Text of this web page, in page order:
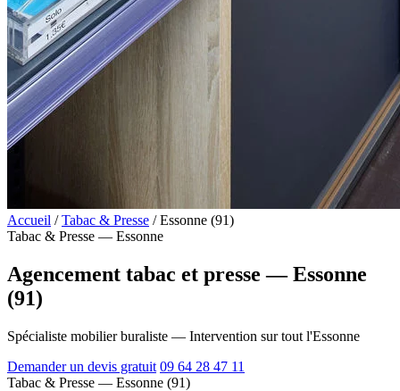
Accueil / Tabac & Presse / Essonne (91)
Tabac & Presse — Essonne
Agencement tabac et presse — Essonne
(91)
Spécialiste mobilier buraliste — Intervention sur tout l'Essonne
Demander un devis gratuit 09 64 28 47 11
Tabac & Presse — Essonne (91)